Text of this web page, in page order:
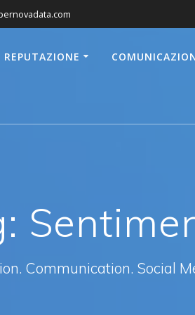
REPUTAZIONE
Communication. Social